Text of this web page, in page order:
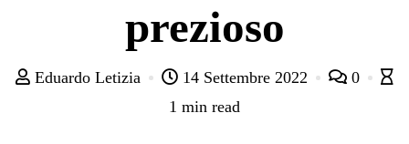
prezioso
Eduardo Letizia 14 Settembre 2022
0
1 min read